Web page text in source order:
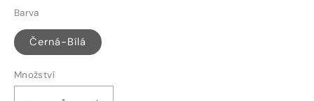
Barva
Černá-Bílá
Množství
Množství